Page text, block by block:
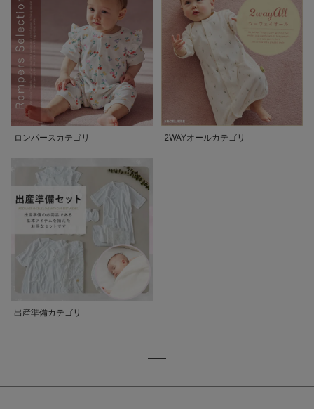
ロンパースカテゴリ 2WAYオールカテゴリ
出産準備カテゴリ